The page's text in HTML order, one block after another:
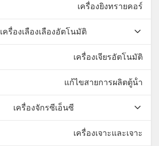
เครื่องยิงทรายคอร์
เครื่องเลืองเลืองอัตโนมัติ
เครื่องเจียรอัตโนมัติ
แก้ไขสายการผลิตตู้น้ํา
เครื่องจักรซีเอ็นซี
เครื่องเจาะและเจาะ